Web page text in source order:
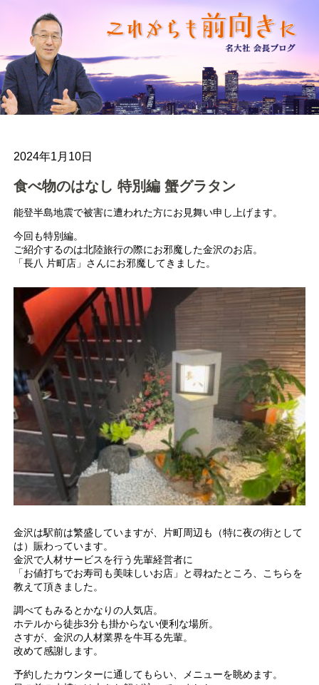
2024年1月10日
食べ物のはなし 特別編 蟹グラタン
能登半島地震で被害に遭われた方にお見舞い申し上げます。
今回も特別編。
ご紹介するのは北陸旅行の際にお邪魔した金沢のお店。
「長八 片町店」さんにお邪魔してきました。
金沢は駅前は繁盛していますが、片町周辺も（特に夜の街として
は）賑わっています。
金沢で人材サービスを行う先輩経営者に
「お値打ちでお寿司も美味しいお店」と尋ねたところ、こちらを
教えて頂きました。
調べてもみるとかなりの人気店。
ホテルから徒歩3分も掛からない便利な場所。
さすが、金沢の人材業界を牛耳る先輩。
改めて感謝します。
予約したカウンターに通してもらい、メニューを眺めます。